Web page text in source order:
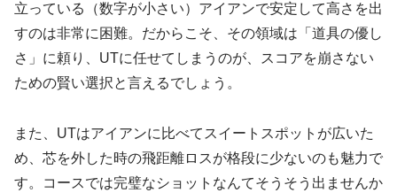
立っている（数字が小さい）アイアンで安定して高さを出
すのは非常に困難。だからこそ、その領域は「道具の優し
さ」に頼り、UTに任せてしまうのが、スコアを崩さない
ための賢い選択と言えるでしょう。
また、UTはアイアンに比べてスイートスポットが広いた
め、芯を外した時の飛距離ロスが格段に少ないのも魅力で
す。コースでは完璧なショットなんてそうそう出ませんか